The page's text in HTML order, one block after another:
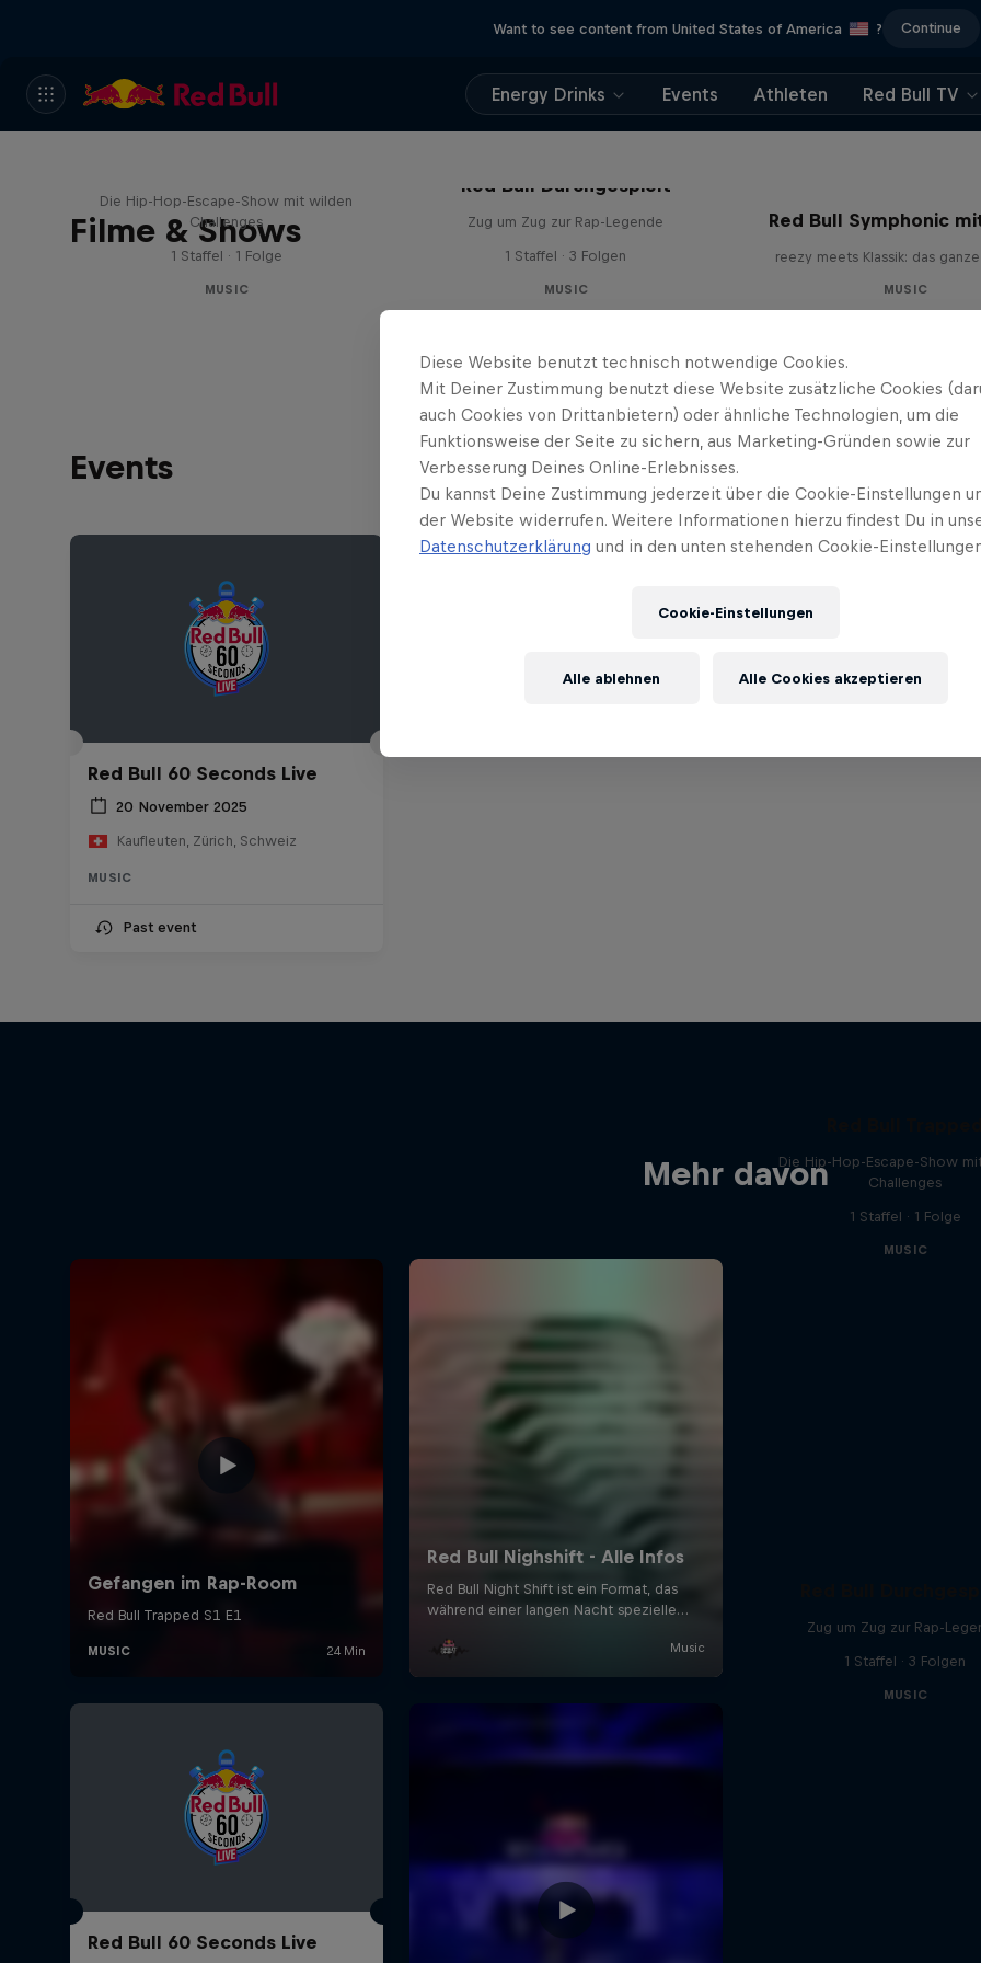
Want to see content from United States of America ? Continue
Energy Drinks Events Athleten Red Bull TV
Filme & Shows
Die Hip-Hop-Escape-Show mit wilden
Challenges
1 Staffel · 1 Folge
MUSIC
Red Bull Durchgespielt
Zug um Zug zur Rap-Legende
1 Staffel · 3 Folgen
MUSIC
Red Bull Symphonic
reezy meets Klassik: das
MUSIC
Events
Red Bull 60 Seconds Live
20 November 2025
Kaufleuten, Zürich, Schweiz
MUSIC
Past event
Mehr davonDie Hip-Hop-Escape-Show
Challenges
1 Staffel · 1 Folge
MUSIC
Red Bull 60 Seconds Live
Zug um Zug zur Rap-
1 Staffel · 3 Folgen
MUSIC
Diese Website benutzt technisch notwendige Cookies.
Mit Deiner Zustimmung benutzt diese Website zusätzliche Cookies
auch Cookies von Drittanbietern) oder ähnliche Technologien, um die
Funktionsweise der Seite zu sichern, aus Marketing-Gründen sowie zur
Verbesserung Deines Online-Erlebnisses.
Du kannst Deine Zustimmung jederzeit über die Cookie-Einstellungen
der Website widerrufen. Weitere Informationen hierzu findest Du in
Datenschutzerklärung und in den unten stehenden Cookie-
Cookie-Einstellungen
Alle ablehnen Alle Cookies akzeptieren